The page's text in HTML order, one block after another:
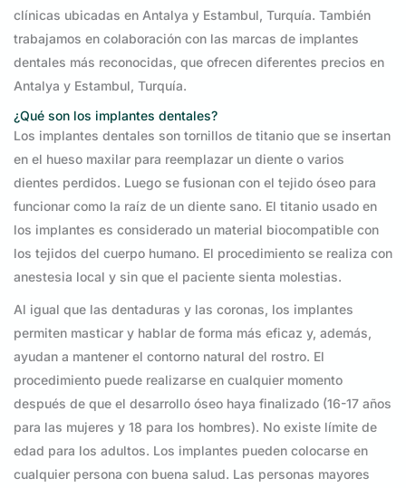
clínicas ubicadas en Antalya y Estambul, Turquía. También
trabajamos en colaboración con las marcas de implantes
dentales más reconocidas, que ofrecen diferentes precios en
Antalya y Estambul, Turquía.
¿Qué son los implantes dentales?
Los implantes dentales son tornillos de titanio que se insertan
en el hueso maxilar para reemplazar un diente o varios
dientes perdidos. Luego se fusionan con el tejido óseo para
funcionar como la raíz de un diente sano. El titanio usado en
los implantes es considerado un material biocompatible con
los tejidos del cuerpo humano. El procedimiento se realiza con
anestesia local y sin que el paciente sienta molestias.
Al igual que las dentaduras y las coronas, los implantes
permiten masticar y hablar de forma más eficaz y, además,
ayudan a mantener el contorno natural del rostro. El
procedimiento puede realizarse en cualquier momento
después de que el desarrollo óseo haya finalizado (16-17 años
para las mujeres y 18 para los hombres). No existe límite de
edad para los adultos. Los implantes pueden colocarse en
cualquier persona con buena salud. Las personas mayores